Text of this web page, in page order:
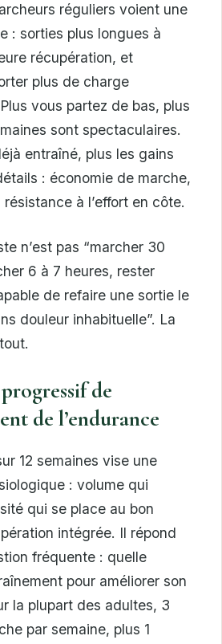
réguliers voient une
: sorties plus longues à
récupération, et
plus de charge
vous partez de bas, plus
sont spectaculaires.
entraîné, plus les gains
: économie de marche,
à l’effort en côte.
n’est pas “marcher 30
6 à 7 heures, rester
de refaire une sortie le
douleur inhabituelle”. La
de
de l’endurance
12 semaines vise une
: volume qui
qui se place au bon
intégrée. Il répond
fréquente : quelle
pour améliorer son
la plupart des adultes, 3
par semaine, plus 1